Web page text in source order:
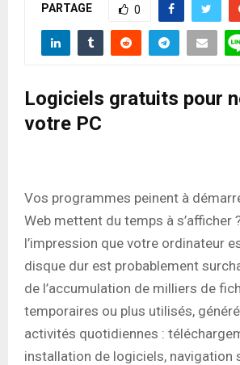
PARTAGE 0
Logiciels gratuits pour
votre PC
Vos programmes peinent à
Web mettent du temps à s’afficher
l’impression que votre ordinateur
disque dur est probablement
de l’accumulation de milliers de
temporaires ou plus utilisés,
activités quotidiennes :
installation de logiciels, navigation